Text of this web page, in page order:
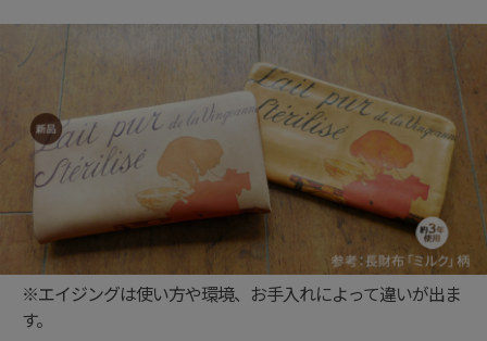
※エイジングは使い方や環境、お手入れによって違いが出ま
す。